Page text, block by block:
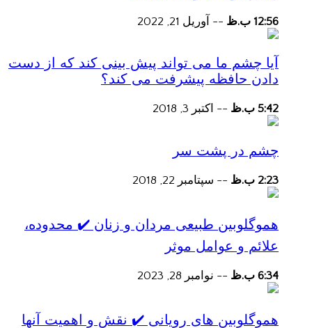
12:56 ب.ظ -- آوریل 21, 2022
آیا چشم ما می تواند پیش بینی کند که از دست
دادن حافظه پیشرفت می کند؟
5:42 ب.ظ -- اکتبر 3, 2018
چشم در پشت سر
2:23 ب.ظ -- سپتامبر 22, 2018
هموگلوبین طبیعی مردان و زنان ✔️ محدوده،
علائم و عوامل موثر
6:34 ب.ظ -- نوامبر 28, 2023
هموگلوبین های رویانی ✔️ نقش و اهمیت آنها